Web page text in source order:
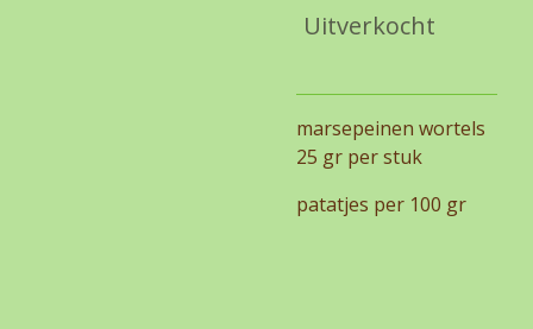
Uitverkocht
marsepeinen wortels
25 gr per stuk
patatjes per 100 gr